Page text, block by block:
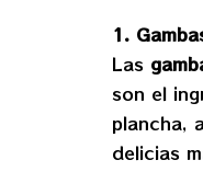
1.
Las
son el
plancha,
delicias